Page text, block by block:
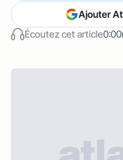
Écoutez cet article
Ajouter